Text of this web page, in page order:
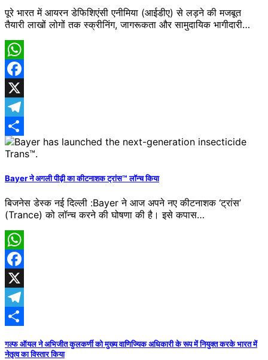
पूरे भारत में आयरन डेफिशिएंसी एनीमिया (आईडीए) से लड़ने की मजबूत
तैयारी लाखों लोगों तक स्क्रीनिंग, जागरूकता और सामुदायिक भागीदारी…
WhatsApp
Facebook
X
Telegram
Share
Bayer ने अगली पीढ़ी का कीटनाशक ट्रांस™ लॉन्च किया
बिजनेस डेस्क नई दिल्ली :Bayer ने आज अपने नए कीटनाशक ‘ट्रांस’
(Trance) को लॉन्च करने की घोषणा की है। इसे कपास…
WhatsApp
Facebook
X
Telegram
गल्फ ऑयल ने अभिजीत कुलकर्णी को मुख्य वाणिज्यिक अधिकारी के रूप में नियुक्त करके भारत में
नेतृत्व का विस्तार किया